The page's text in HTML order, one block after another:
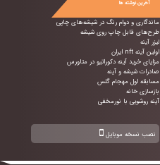
آخرین نوشته ها
ماندگاری و دوام رنگ در شیشه‌های چاپی
طرح‌های قابل چاپ روی شیشه
لیزر آینه
اولین آینه nft ایران
مزایای خرید آینه دکوراتیو در متاورس
صادرات شیشه و آینه
مسابقه اول مهجام گلس
بازسازی خانه
آینه روشویی با نورمخفی
نصب نسخه موبایل